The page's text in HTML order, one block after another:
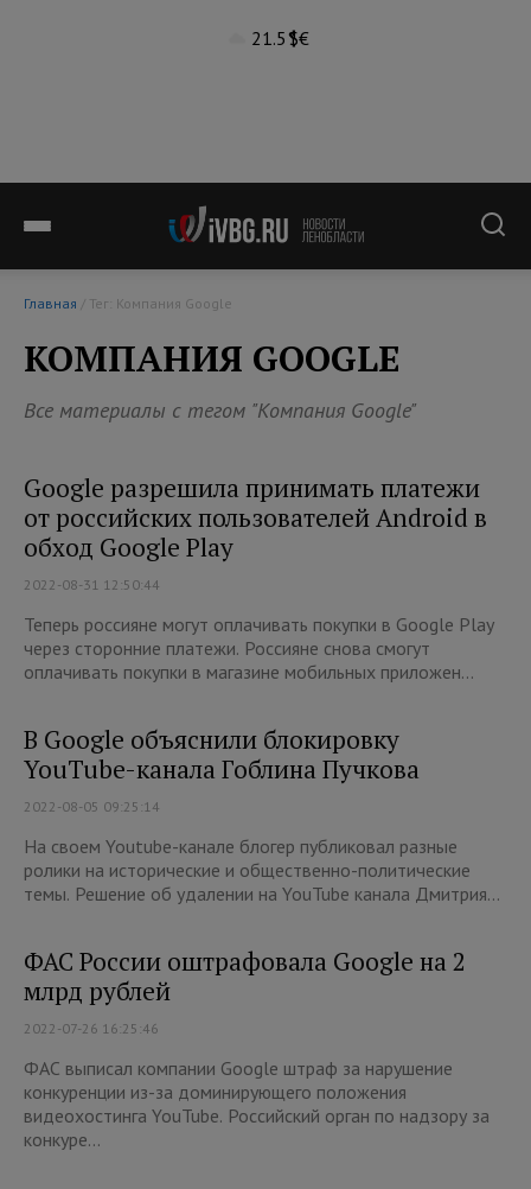
21.5°$€
Главная / Тег: Компания Google
КОМПАНИЯ GOOGLE
Все материалы с тегом "Компания Google"
Google разрешила принимать платежи
от российских пользователей Android в
обход Google Play
2022-08-31 12:50:44
Теперь россияне могут оплачивать покупки в Google Play
через сторонние платежи. Россияне снова смогут
оплачивать покупки в магазине мобильных приложен...
В Google объяснили блокировку
YouTube-канала Гоблина Пучкова
2022-08-05 09:25:14
На своем Youtube-канале блогер публиковал разные
ролики на исторические и общественно-политические
темы. Решение об удалении на YouTube канала Дмитрия...
ФАС России оштрафовала Google на 2
млрд рублей
2022-07-26 16:25:46
ФАС выписал компании Google штраф за нарушение
конкуренции из-за доминирующего положения
видеохостинга YouTube. Российский орган по надзору за
конкуре...